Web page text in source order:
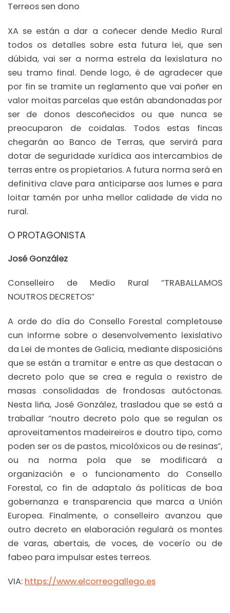
Terreos sen dono
XA se están a dar a coñecer dende Medio Rural
todos os detalles sobre esta futura lei, que sen
dúbida, vai ser a norma estrela da lexislatura no
seu tramo final. Dende logo, é de agradecer que
por fin se tramite un reglamento que vai poñer en
valor moitas parcelas que están abandonadas por
ser de donos descoñecidos ou que nunca se
preocuparon de coidalas. Todos estas fincas
chegarán ao Banco de Terras, que servirá para
dotar de seguridade xurídica aos intercambios de
terras entre os propietarios. A futura norma será en
definitiva clave para anticiparse aos lumes e para
loitar tamén por unha mellor calidade de vida no
rural.
O PROTAGONISTA
José González
Conselleiro de Medio Rural “TRABALLAMOS
NOUTROS DECRETOS”
A orde do día do Consello Forestal completouse
cun informe sobre o desenvolvemento lexislativo
da Lei de montes de Galicia, mediante disposicións
que se están a tramitar e entre as que destacan o
decreto polo que se crea e regula o rexistro de
masas consolidadas de frondosas autóctonas.
Nesta liña, José González, trasladou que se está a
traballar “noutro decreto polo que se regulan os
aproveitamentos madeireiros e doutro tipo, como
poden ser os de pastos, micolóxicos ou de resinas”,
ou na norma pola que se modificará a
organización e o funcionamento do Consello
Forestal, co fin de adaptalo ás políticas de boa
gobernanza e transparencia que marca a Unión
Europea. Finalmente, o conselleiro avanzou que
outro decreto en elaboración regulará os montes
de varas, abertais, de voces, de vocerío ou de
fabeo para impulsar estes terreos.
VIA: https://www.elcorreogallego.es